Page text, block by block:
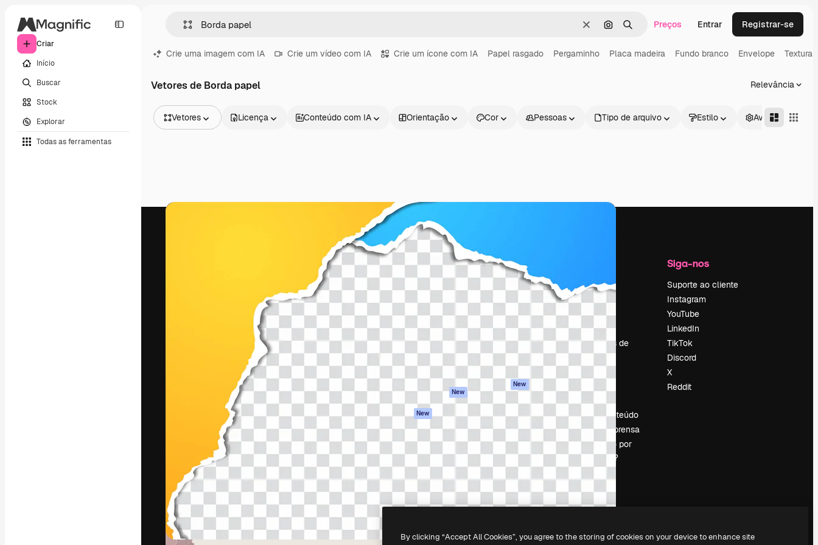
Criar
Início
Buscar
Stock
Explorar
Todas as ferramentas
LimparPesquisar por imagem
BuscarPreços Entrar Registrar-se
Crie uma imagem com IA Crie um vídeo com IA Crie um ícone com IA Papel rasgado Pergaminho Placa madeira Fundo branco Envelope Textura
Vetores de Borda papel Relevância
Vetores
Vídeos
Licença Conteúdo com IA Orientação Cor Pessoas Tipo de arquivo Estilo Avançado
A plataforma criativa para você direcionar
seu melhor trabalho. Mais de 1 milhão de
assinantes entre criativos, empresas,
agências e estúdios.
Português
Produtos
Gerador de
imagens
Gerador de vídeos
Texto para voz
New
Agentes New
API
App móvel
Todas as
Começar
Atendimento
Termos e
condições
Política de
New
Central de
confiabilidade
Afiliados
Empresas
Preços
Sobre nós
Reviews
Emprego
Tendências de
pesquisa
Vender conteúdo
Sala de imprensa
Procurando por
magnific.ai?
Siga-nos
Suporte ao cliente
Instagram
YouTube
LinkedIn
TikTok
Discord
X
Reddit
Copyright © 2010-2026Freepik Company S.L.U.Todos os direitos reservados.
By clicking “Accept All Cookies”, you agree to the storing of cookies on your device to enhance site